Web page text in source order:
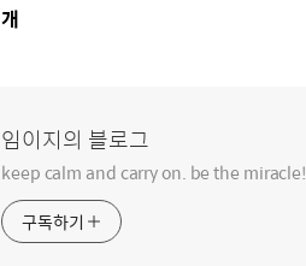
개
임이지의 블로그
keep calm and carry on. be the miracle!
구독하기